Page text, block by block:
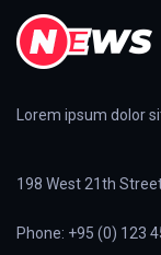
Lorem ipsum dolor
198 West 21th
Phone: +95 (0) 123